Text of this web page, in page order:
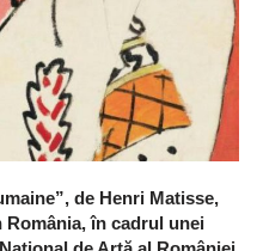
de Henri Matisse,
în cadrul unei